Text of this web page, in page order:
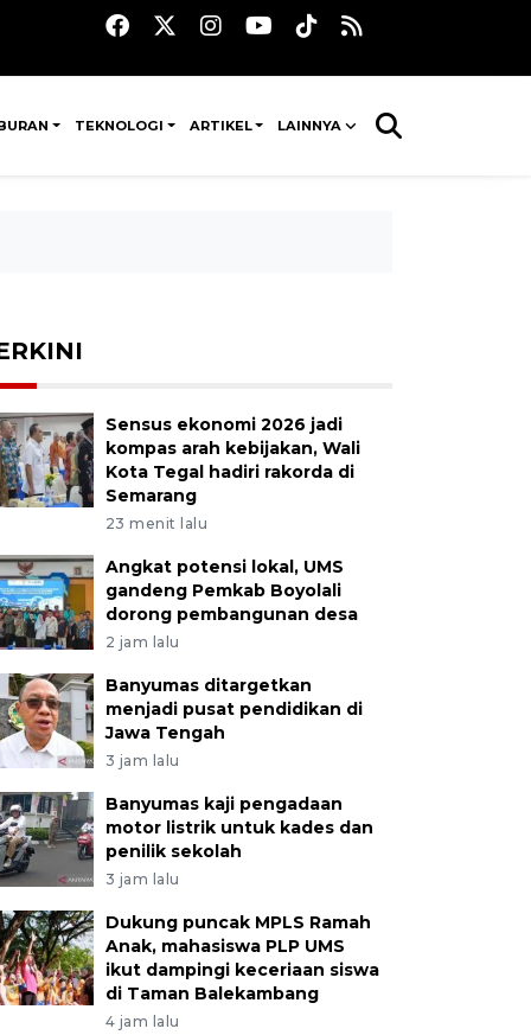
TEKNOLOGI ARTIKEL LAINNYA
Sensus ekonomi 2026 jadi
kompas arah kebijakan, Wali
Kota Tegal hadiri rakorda di
Semarang
23 menit lalu
Angkat potensi lokal, UMS
gandeng Pemkab Boyolali
dorong pembangunan desa
2 jam lalu
Banyumas ditargetkan
menjadi pusat pendidikan di
Jawa Tengah
3 jam lalu
Banyumas kaji pengadaan
motor listrik untuk kades dan
penilik sekolah
3 jam lalu
Dukung puncak MPLS Ramah
Anak, mahasiswa PLP UMS
ikut dampingi keceriaan siswa
di Taman Balekambang
4 jam lalu